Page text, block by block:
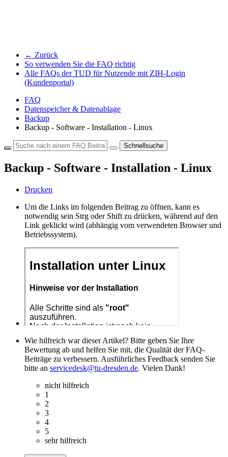
← Zurück
So verwenden Sie die FAQ richtig
Alle FAQs der TUD für Nutzende mit ZIH-Login
(Kundenportal)
FAQ
Datenspeicher & Datenablage
Backup
Backup - Software - Installation - Linux
Schnellsuche
Backup - Software - Installation - Linux
Drucken
Um die Links im folgenden Beitrag zu öffnen, kann es
notwendig sein Strg oder Shift zu drücken, während auf den
Link geklickt wird (abhängig vom verwendeten Browser und
Betriebssystem).
Wie hilfreich war dieser Artikel? Bitte geben Sie Ihre
Bewertung ab und helfen Sie mit, die Qualität der FAQ-
Beiträge zu verbessern. Ausführliches Feedback senden Sie
bitte an servicedesk@tu-dresden.de. Vielen Dank!
nicht hilfreich
1
2
3
4
5
sehr hilfreich